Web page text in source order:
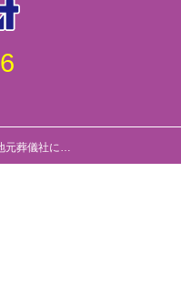
元葬儀社に…